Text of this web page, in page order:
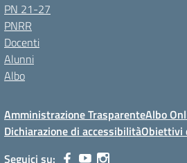
PN 21-27
PNRR
Docenti
Alunni
Albo
Amministrazione TrasparenteAlbo
Dichiarazione di accessibilitàObiettivi
Seguici su: